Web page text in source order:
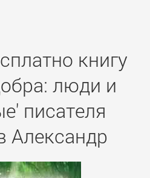
книгу
люди и
писателя
Александр